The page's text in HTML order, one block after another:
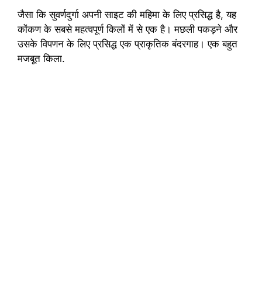
जैसा कि सुवर्णदुर्गा अपनी साइट की महिमा के लिए प्रसिद्ध है, यह
कोंकण के सबसे महत्वपूर्ण किलों में से एक है। मछली पकड़ने और
उसके विपणन के लिए प्रसिद्ध एक प्राकृतिक बंदरगाह। एक बहुत
मजबूत किला.